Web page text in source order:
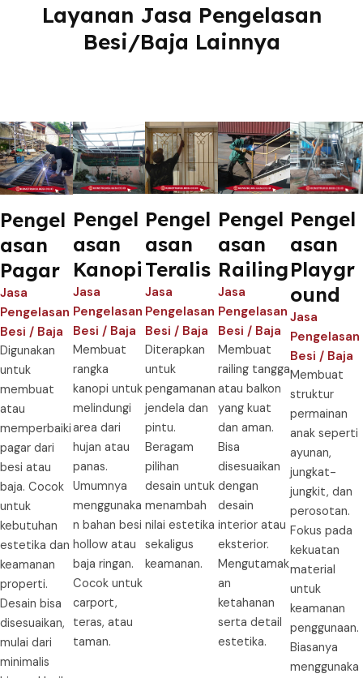
Layanan Jasa Pengelasan
Besi/Baja Lainnya
Pengel
asan
Pagar
Jasa
Pengelasan
Besi / Baja
Digunakan
untuk
membuat
atau
memperbaiki
pagar dari
besi atau
baja. Cocok
untuk
kebutuhan
estetika dan
keamanan
properti.
Desain bisa
disesuaikan,
mulai dari
minimalis
Pengel
asan
Kanopi
Jasa
Pengelasan
Besi / Baja
Membuat
rangka
kanopi untuk
melindungi
area dari
hujan atau
panas.
Umumnya
menggunaka
n bahan besi
hollow atau
baja ringan.
Cocok untuk
carport,
teras, atau
taman.
Pengel
asan
Teralis
Jasa
Pengelasan
Besi / Baja
Diterapkan
untuk
pengamanan
jendela dan
pintu.
Beragam
pilihan
desain untuk
menambah
nilai estetika
sekaligus
keamanan.
Pengel
asan
Railing
Jasa
Pengelasan
Besi / Baja
Membuat
railing tangga
atau balkon
yang kuat
dan aman.
Bisa
disesuaikan
dengan
desain
interior atau
eksterior.
Mengutamak
an
ketahanan
serta detail
estetika.
Pengel
asan
Playgr
ound
Jasa
Pengelasan
Besi / Baja
Membuat
struktur
permainan
anak seperti
ayunan,
jungkat-
jungkit, dan
perosotan.
Fokus pada
kekuatan
material
untuk
keamanan
penggunaan.
Biasanya
menggunaka